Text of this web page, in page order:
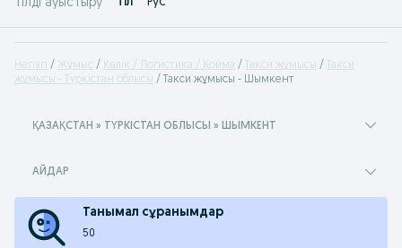
Тілді ауыстыру
Негізгі Жұмыс Көлік / Логистика / Қойма Такси жұмысы
Такси
жұмысы - Түркістан облысы
Такси жұмысы - Шымкент
ҚАЗАҚСТАН » ТҮРКІСТАН ОБЛЫСЫ » ШЫМКЕНТ
АЙДАР
Танымал сұранымдар
50